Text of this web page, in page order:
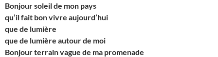
Bonjour soleil de mon pays
qu’il fait bon vivre aujourd’hui
que de lumière
que de lumière autour de moi
Bonjour terrain vague de ma promenade